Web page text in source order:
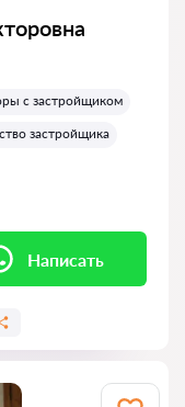
с застройщиком
застройщика
Написать